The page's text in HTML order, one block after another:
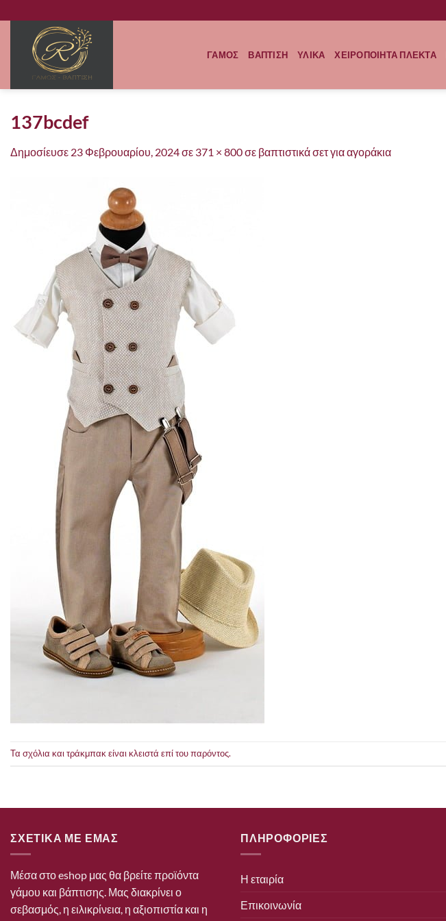
στο
περιεχόμενο
ΓΑΜΟΣ ΒΑΠΤΙΣΗ ΥΛΙΚΑ ΧΕΙΡΟΠΟΙΗΤΑ ΠΛΕΚΤΑ
137bcdef
Δημοσίευσε 23 Φεβρουαρίου, 2024σε 371 × 800σε βαπτιστικά σετ για αγοράκια
Τα σχόλια και τράκμπακ είναι κλειστά επί του παρόντος.
ΣΧΕΤΙΚΑ ΜΕ ΕΜΑΣ
Μέσα στο eshop μας θα βρείτε προϊόντα
γάμου και βάπτισης. Μας διακρίνει ο
σεβασμός, η ειλικρίνεια, η αξιοπιστία και η
ΠΛΗΡΟΦΟΡΙΕΣ
Η εταιρία
Επικοινωνία